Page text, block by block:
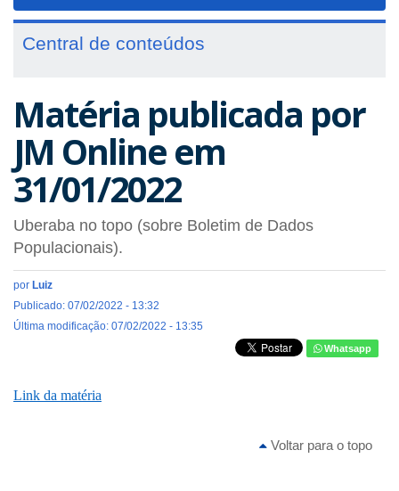
Central de conteúdos
Matéria publicada por
JM Online em
31/01/2022
Uberaba no topo (sobre Boletim de Dados
Populacionais).
por Luiz
Publicado: 07/02/2022 - 13:32
Última modificação: 07/02/2022 - 13:35
Whatsapp
Link da matéria
Voltar para o topo